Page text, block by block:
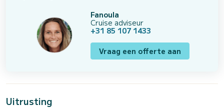
Fanoula
Cruise adviseur
+31 85 107 1433
Vraag een offerte aan
Uitrusting